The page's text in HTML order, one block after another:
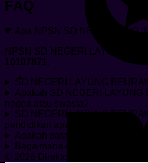
FAQ
Apa NPSN SD NEGERI
NPSN SD NEGERI LAYUNG
10107871.
SD NEGERI LAYUNG
Apakah SD NEGERI LAYUNG
negeri atau swasta?
SD NEGERI LAYUNG
pendidikan apa?
Apakah data di halaman ini
Bagaimana cara mengunduh
© 2026 Direktori Sekolah